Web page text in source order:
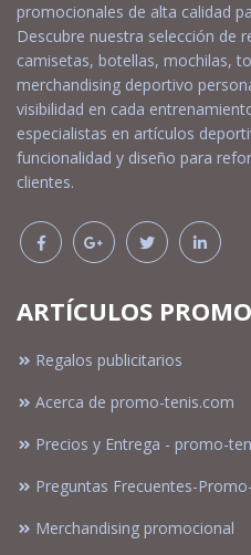
promocionales de alta calidad
Descubre nuestra selección de
camisetas, botellas, mochilas,
merchandising deportivo
visibilidad en cada
especialistas en artículos
funcionalidad y diseño para
clientes.
ARTÍCULOS
Regalos publicitarios
Acerca de promo-tenis.com
Precios y Entrega - promo-
Preguntas Frecuentes-
Merchandising promocional